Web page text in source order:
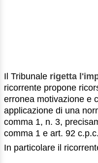
Il Tribunale rigetta
ricorrente propone
erronea motivazione e
applicazione di una
comma 1, n. 3,
comma 1 e art. 92
In particolare il